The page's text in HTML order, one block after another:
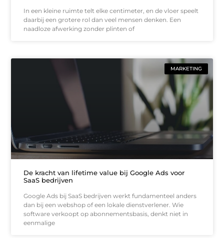
In een kleine ruimte telt elke centimeter, en de vloer speelt
daarbij een grotere rol dan veel mensen denken. Een
naadloze afwerking zonder plinten of
MARKETING
De kracht van lifetime value bij Google Ads voor
SaaS bedrijven
Google Ads bij SaaS bedrijven werkt fundamenteel anders
dan bij een webshop of een lokale dienstverlener. Wie
software verkoopt op abonnementsbasis, denkt niet in
eenmalige